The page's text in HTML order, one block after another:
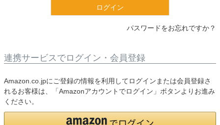
ログイン
パスワードをお忘れですか？
連携サービスでログイン・会員登録
Amazon.co.jpにご登録の情報を利用してログインまたは会員登録さ
れるお客様は、「Amazonアカウントでログイン」ボタンよりお進み
ください。